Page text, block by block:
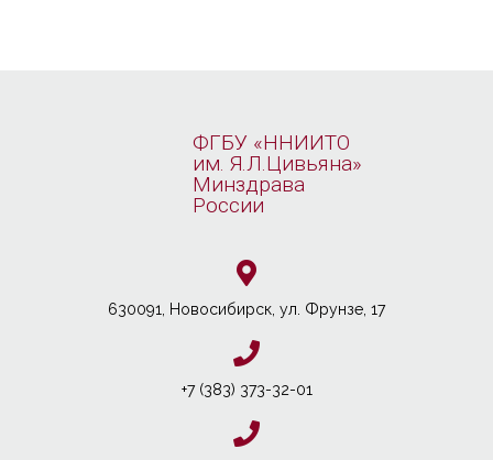
ФГБУ «ННИИТО
им. Я.Л.Цивьяна»
Минздрава
России
630091, Новосибирcк, ул. Фрунзе, 17
+7 (383) 373-32-01